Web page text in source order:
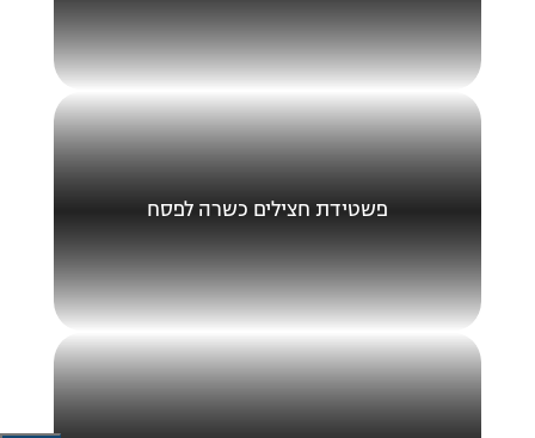
פשטידת חצילים כשרה לפסח